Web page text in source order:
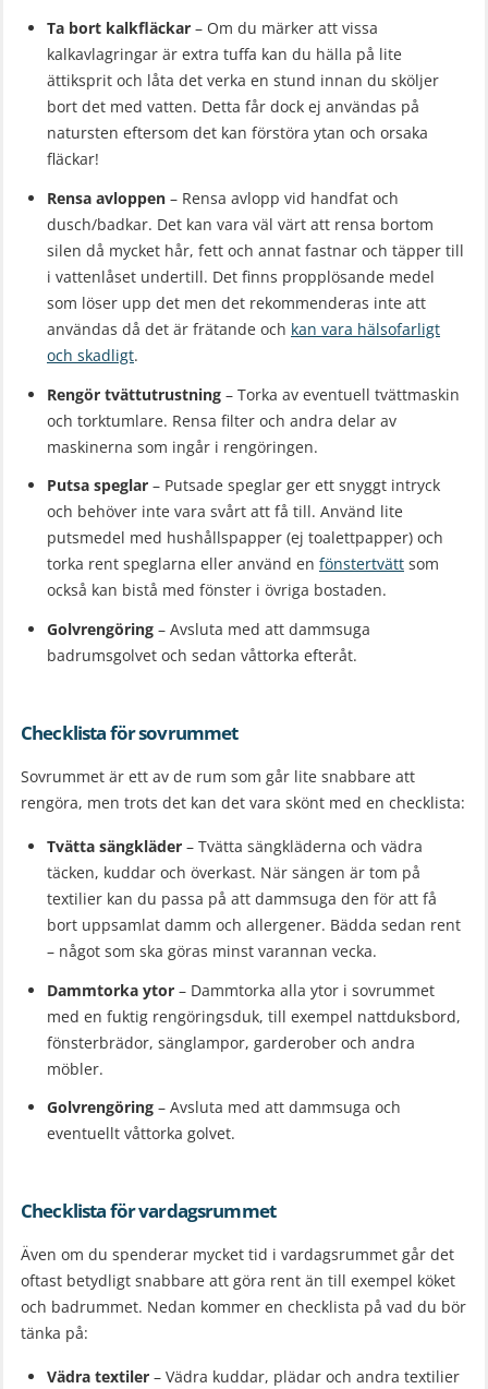
Ta bort kalkfläckar – Om du märker att vissa
kalkavlagringar är extra tuffa kan du hälla på lite
ättiksprit och låta det verka en stund innan du sköljer
bort det med vatten. Detta får dock ej användas på
natursten eftersom det kan förstöra ytan och orsaka
fläckar!
Rensa avloppen – Rensa avlopp vid handfat och
dusch/badkar. Det kan vara väl värt att rensa bortom
silen då mycket hår, fett och annat fastnar och täpper till
i vattenlåset undertill. Det finns propplösande medel
som löser upp det men det rekommenderas inte att
användas då det är frätande och kan vara hälsofarligt
och skadligt.
Rengör tvättutrustning – Torka av eventuell tvättmaskin
och torktumlare. Rensa filter och andra delar av
maskinerna som ingår i rengöringen.
Putsa speglar – Putsade speglar ger ett snyggt intryck
och behöver inte vara svårt att få till. Använd lite
putsmedel med hushållspapper (ej toalettpapper) och
torka rent speglarna eller använd en fönstertvätt som
också kan bistå med fönster i övriga bostaden.
Golvrengöring – Avsluta med att dammsuga
badrumsgolvet och sedan våttorka efteråt.
Checklista för sovrummet
Sovrummet är ett av de rum som går lite snabbare att
rengöra, men trots det kan det vara skönt med en checklista:
Tvätta sängkläder – Tvätta sängkläderna och vädra
täcken, kuddar och överkast. När sängen är tom på
textilier kan du passa på att dammsuga den för att få
bort uppsamlat damm och allergener. Bädda sedan rent
– något som ska göras minst varannan vecka.
Dammtorka ytor – Dammtorka alla ytor i sovrummet
med en fuktig rengöringsduk, till exempel nattduksbord,
fönsterbrädor, sänglampor, garderober och andra
möbler.
Golvrengöring – Avsluta med att dammsuga och
eventuellt våttorka golvet.
Checklista för vardagsrummet
Även om du spenderar mycket tid i vardagsrummet går det
oftast betydligt snabbare att göra rent än till exempel köket
och badrummet. Nedan kommer en checklista på vad du bör
tänka på:
Vädra textiler – Vädra kuddar, plädar och andra textilier